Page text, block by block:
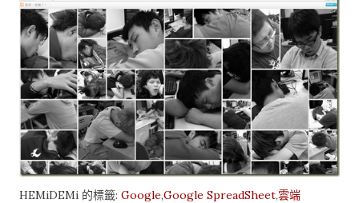
HEMiDEMi 的標籤: Google,Google SpreadSheet,雲端